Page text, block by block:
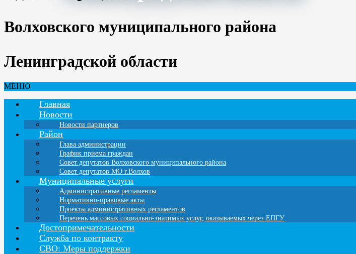
Волховского муниципального района
Ленинградской области
МЕНЮ
Главная
Новости
Новости партнеров
Район
Глава администрации
График приема граждан
Совет депутатов Волховского муниципального района
Совет депутатов МО г.Волхов
Муниципальные услуги
Административные регламенты
Нормативно-правовые акты
Проекты административных регламентов
Перечень массовых социально-значимых услуг, оказываемых через ЕПГУ
Достопримечательности
Служба по контракту
СВО: Меры поддержки